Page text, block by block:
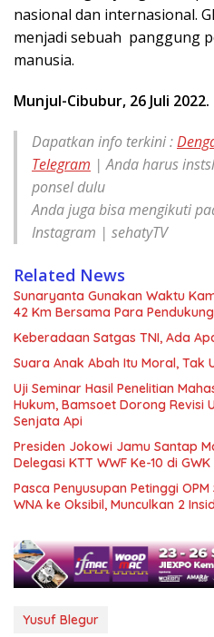
nasional dan internasional.
menjadi sebuah panggung
manusia.
Munjul-Cibubur, 26 Juli 2022.
Dapatkan info terkini :
Telegram | Anda harus
ponsel dulu
Anda juga bisa mengikuti
Instagram | sehatyTV
Related News
Sunaryanta Gunakan Waktu
42 Km Bersama Para
Keberadaan Satgas TNI, Ada
Suara Anak Abah Itu Moral, Tak
Uji Seminar Hasil Penelitian
Hukum, Bamsoet Dorong Revisi
Senjata Api
Presiden Jokowi Jamu Santap
Delegasi KTT WWF Ke-10 di GWK
Pasca Penyusupan Petinggi
WNA ke Oksibil, Munculkan 2
Yusuf Blegur